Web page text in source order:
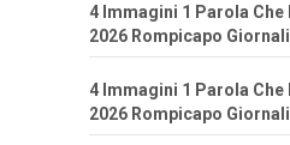
4 Immagini 1 Parola
2026 Rompicapo
4 Immagini 1 Parola
2026 Rompicapo